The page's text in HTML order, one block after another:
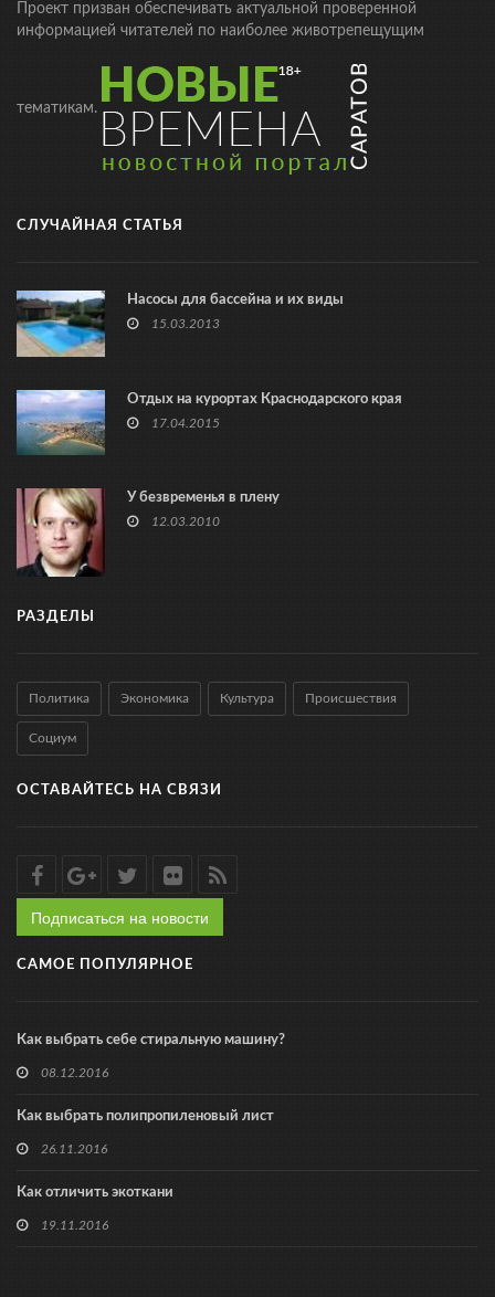
Проект призван обеспечивать актуальной проверенной
информацией читателей по наиболее животрепещущим
тематикам.
СЛУЧАЙНАЯ СТАТЬЯ
Насосы для бассейна и их виды
15.03.2013
Отдых на курортах Краснодарского края
17.04.2015
У безвременья в плену
12.03.2010
РАЗДЕЛЫ
Политика Экономика Культура Происшествия
Социум
ОСТАВАЙТЕСЬ НА СВЯЗИ
Подписаться на новости
САМОЕ ПОПУЛЯРНОЕ
Как выбрать себе стиральную машину?
08.12.2016
Как выбрать полипропиленовый лист
26.11.2016
Как отличить экоткани
19.11.2016